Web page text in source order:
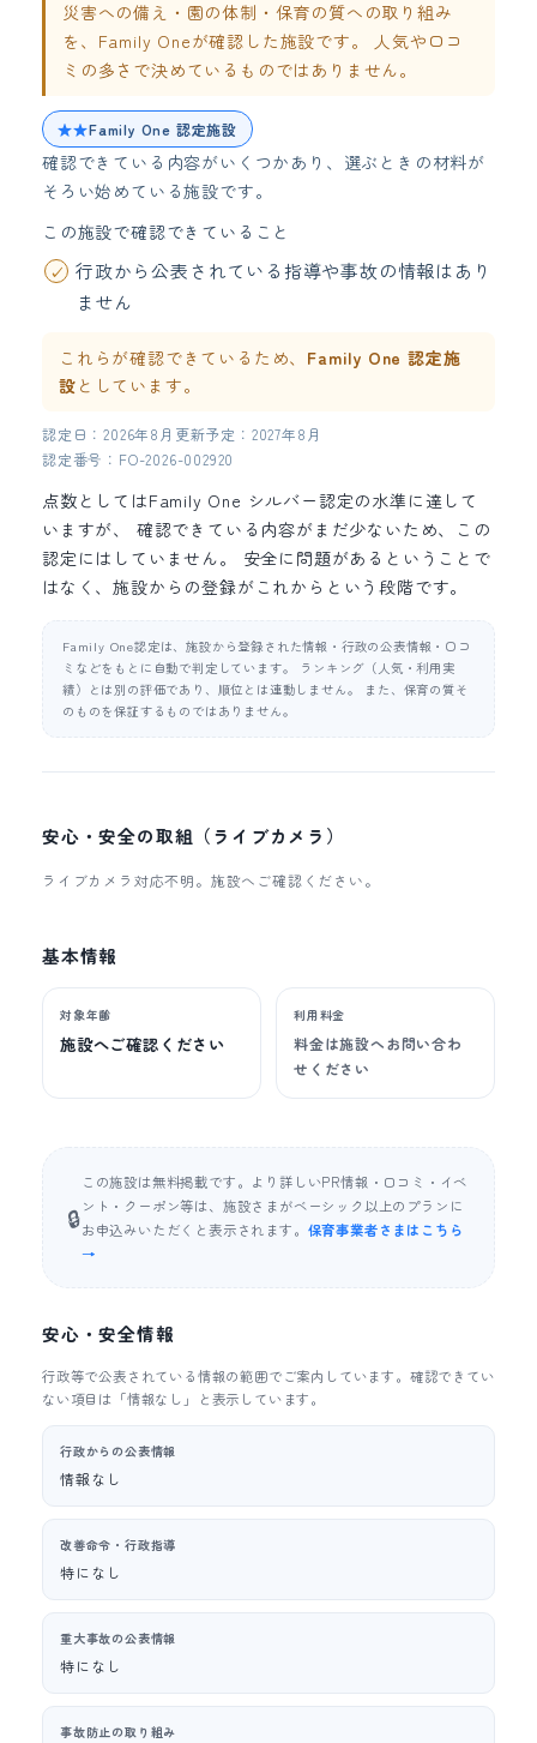
災害への備え・園の体制・保育の質への取り組み
を、Family Oneが確認した施設です。 人気や口コ
ミの多さで決めているものではありません。
★★Family One 認定施設
確認できている内容がいくつかあり、選ぶときの材料が
そろい始めている施設です。
この施設で確認できていること
行政から公表されている指導や事故の情報はあり
ません
これらが確認できているため、 Family One 認定施
設 としています。
認定日：2026年8月 更新予定：2027年8月
認定番号：FO-2026-002920
点数としてはFamily One シルバー認定の水準に達して
いますが、 確認できている内容がまだ少ないため、この
認定にはしていません。 安全に問題があるということで
はなく、施設からの登録がこれからという段階です。
Family One認定は、施設から登録された情報・行政の公表情報・口コ
ミなどをもとに自動で判定しています。 ランキング（人気・利用実
績）とは別の評価であり、順位とは連動しません。 また、保育の質そ
のものを保証するものではありません。
安心・安全の取組（ライブカメラ）
ライブカメラ対応不明。施設へご確認ください。
基本情報
対象年齢
施設へご確認ください
利用料金
料金は施設へお問い合わ
せください
🔒
この施設は無料掲載です。より詳しいPR情報・口コミ・イベ
ント・クーポン等は、施設さまがベーシック以上のプランに
お申込みいただくと表示されます。 保育事業者さまはこちら
→
安心・安全情報
行政等で公表されている情報の範囲でご案内しています。確認できてい
ない項目は「情報なし」と表示しています。
行政からの公表情報
情報なし
改善命令・行政指導
特になし
重大事故の公表情報
特になし
事故防止の取り組み